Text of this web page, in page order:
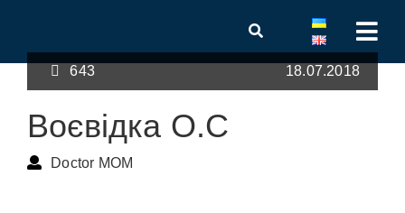
643 18.07.2018
Воєвідка О.С
Doctor MOM